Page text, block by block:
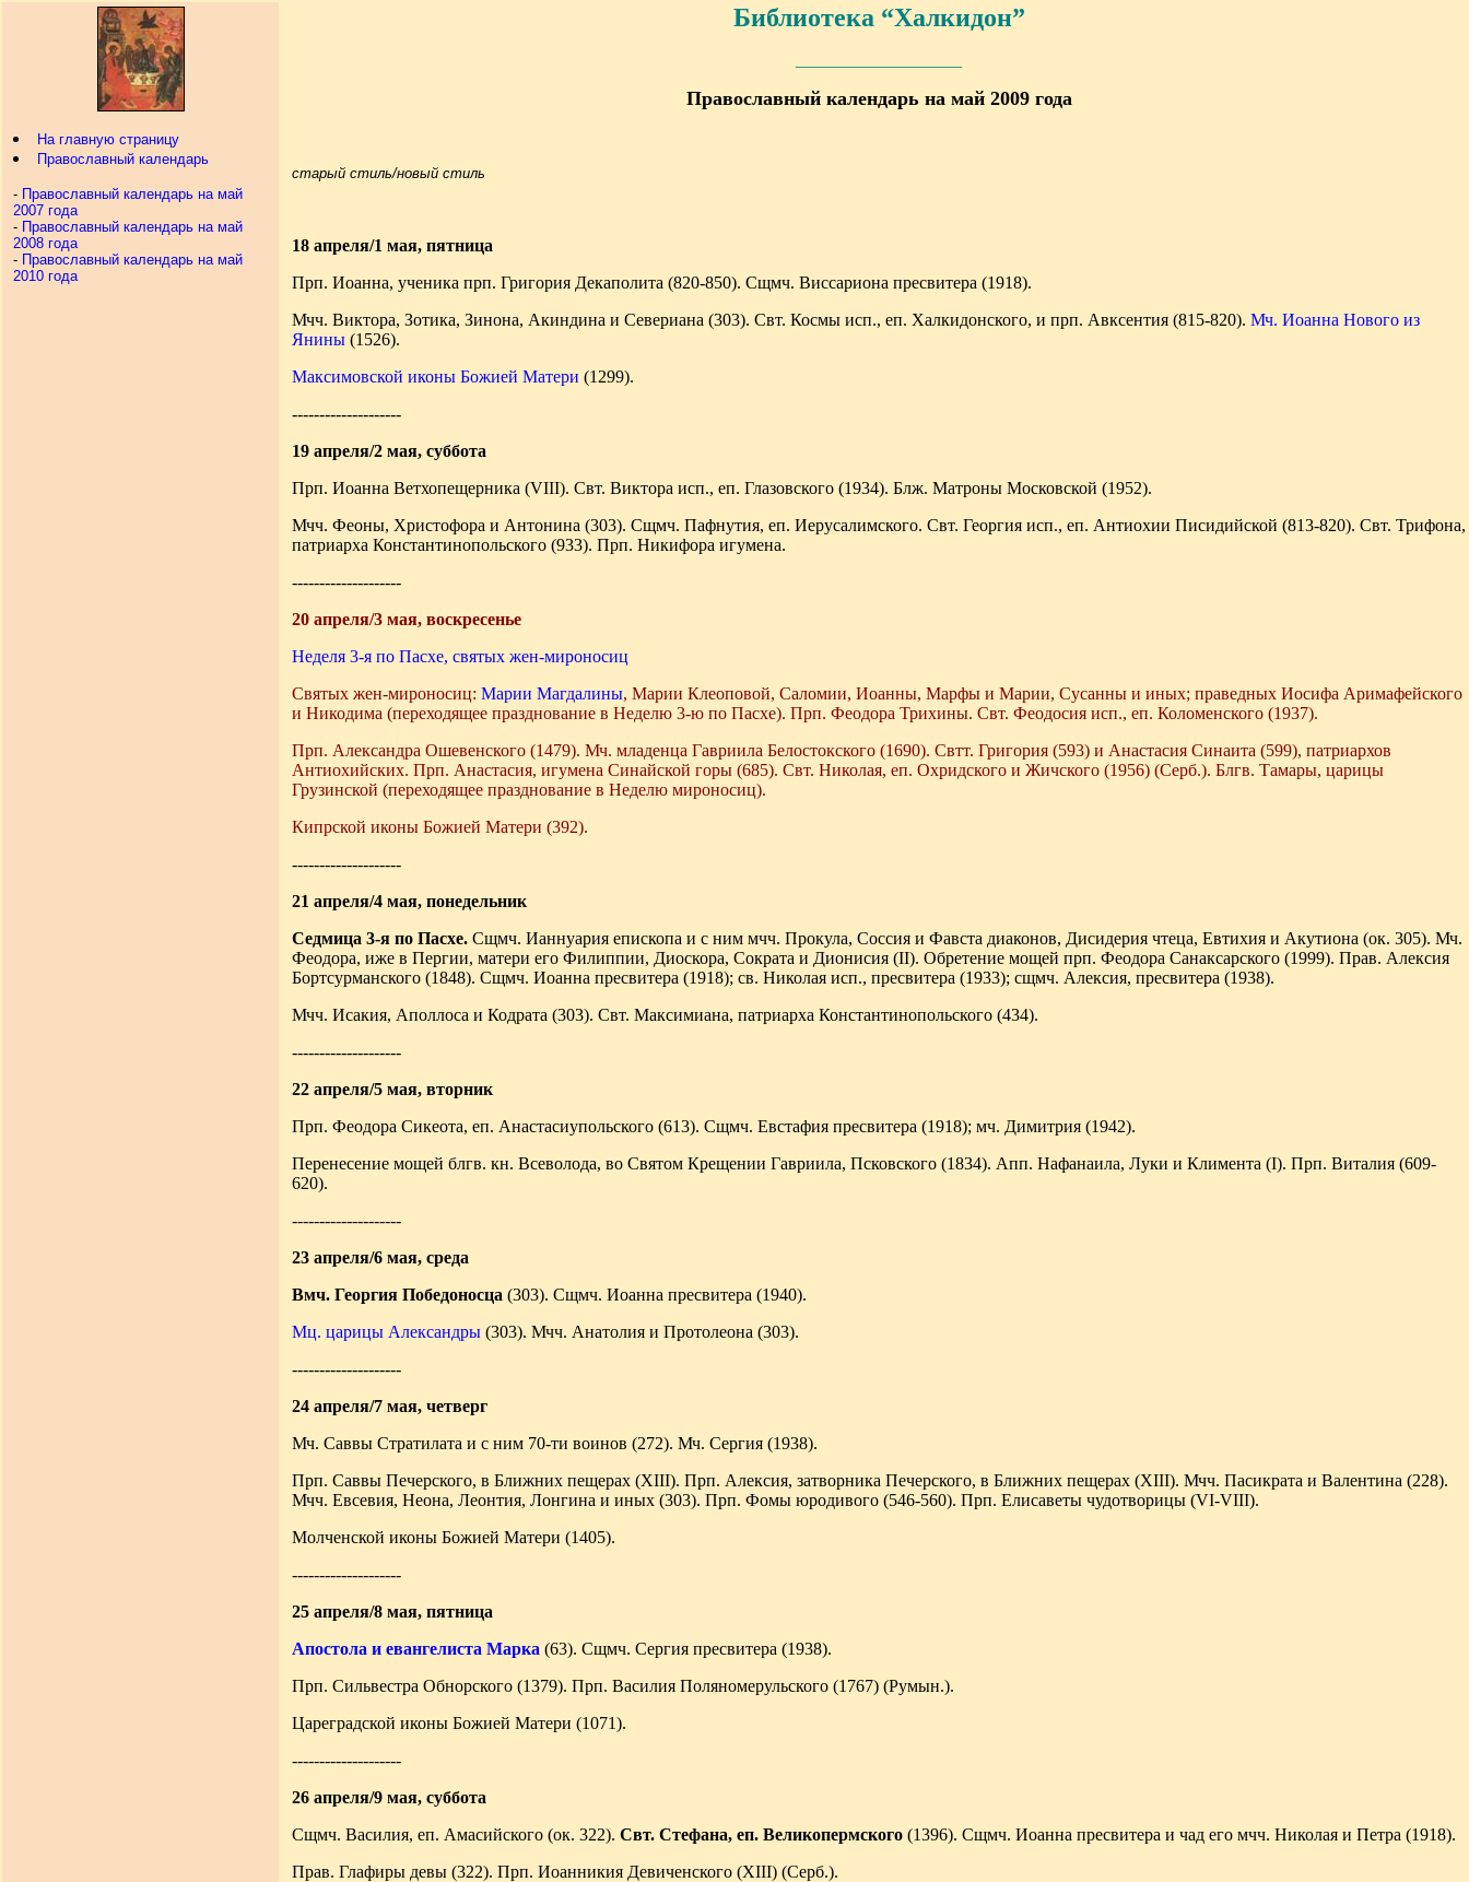
На главную страницу
Православный календарь
- Православный календарь на май
2007 года
- Православный календарь на май
2008 года
- Православный календарь на май
2010 года
Библиотека “Халкидон”
Православный календарь на май 2009 года
старый стиль/новый стиль
18 апреля/1 мая, пятница
Прп. Иоанна, ученика прп. Григория Декаполита (820-850). Сщмч. Виссариона пресвитера (1918).
Мчч. Виктора, Зотика, Зинона, Акиндина и Севериана (303). Свт. Космы исп., еп. Халкидонского, и прп. Авксентия (815-820). Мч. Иоанна Нового из
Янины (1526).
Максимовской иконы Божией Матери (1299).
--------------------
19 апреля/2 мая, суббота
Прп. Иоанна Ветхопещерника (VIII). Свт. Виктора исп., еп. Глазовского (1934). Блж. Матроны Московской (1952).
Мчч. Феоны, Христофора и Антонина (303). Сщмч. Пафнутия, еп. Иерусалимского. Свт. Георгия исп., еп. Антиохии Писидийской (813-820). Свт. Трифона,
патриарха Константинопольского (933). Прп. Никифора игумена.
--------------------
20 апреля/3 мая, воскресенье
Неделя 3-я по Пасхе, святых жен-мироносиц
Святых жен-мироносиц: Марии Магдалины, Марии Клеоповой, Саломии, Иоанны, Марфы и Марии, Сусанны и иных; праведных Иосифа Аримафейского
и Никодима (переходящее празднование в Неделю 3-ю по Пасхе). Прп. Феодора Трихины. Свт. Феодосия исп., еп. Коломенского (1937).
Прп. Александра Ошевенского (1479). Мч. младенца Гавриила Белостокского (1690). Свтт. Григория (593) и Анастасия Синаита (599), патриархов
Антиохийских. Прп. Анастасия, игумена Синайской горы (685). Свт. Николая, еп. Охридского и Жичского (1956) (Серб.). Блгв. Тамары, царицы
Грузинской (переходящее празднование в Неделю мироносиц).
Кипрской иконы Божией Матери (392).
--------------------
21 апреля/4 мая, понедельник
Седмица 3-я по Пасхе. Сщмч. Ианнуария епископа и с ним мчч. Прокула, Соссия и Фавста диаконов, Дисидерия чтеца, Евтихия и Акутиона (ок. 305). Мч.
Феодора, иже в Пергии, матери его Филиппии, Диоскора, Сократа и Дионисия (II). Обретение мощей прп. Феодора Санаксарского (1999). Прав. Алексия
Бортсурманского (1848). Сщмч. Иоанна пресвитера (1918); св. Николая исп., пресвитера (1933); сщмч. Алексия, пресвитера (1938).
Мчч. Исакия, Аполлоса и Кодрата (303). Свт. Максимиана, патриарха Константинопольского (434).
--------------------
22 апреля/5 мая, вторник
Прп. Феодора Сикеота, еп. Анастасиупольского (613). Сщмч. Евстафия пресвитера (1918); мч. Димитрия (1942).
Перенесение мощей блгв. кн. Всеволода, во Святом Крещении Гавриила, Псковского (1834). Апп. Нафанаила, Луки и Климента (I). Прп. Виталия (609-
620).
--------------------
23 апреля/6 мая, среда
Вмч. Георгия Победоносца (303). Сщмч. Иоанна пресвитера (1940).
Мц. царицы Александры (303). Мчч. Анатолия и Протолеона (303).
--------------------
24 апреля/7 мая, четверг
Мч. Саввы Стратилата и с ним 70-ти воинов (272). Мч. Сергия (1938).
Прп. Саввы Печерского, в Ближних пещерах (XIII). Прп. Алексия, затворника Печерского, в Ближних пещерах (XIII). Мчч. Пасикрата и Валентина (228).
Мчч. Евсевия, Неона, Леонтия, Лонгина и иных (303). Прп. Фомы юродивого (546-560). Прп. Елисаветы чудотворицы (VI-VIII).
Молченской иконы Божией Матери (1405).
--------------------
25 апреля/8 мая, пятница
Апостола и евангелиста Марка (63). Сщмч. Сергия пресвитера (1938).
Прп. Сильвестра Обнорского (1379). Прп. Василия Поляномерульского (1767) (Румын.).
Цареградской иконы Божией Матери (1071).
--------------------
26 апреля/9 мая, суббота
Сщмч. Василия, еп. Амасийского (ок. 322). Свт. Стефана, еп. Великопермского (1396). Сщмч. Иоанна пресвитера и чад его мчч. Николая и Петра (1918).
Прав. Глафиры девы (322). Прп. Иоанникия Девиченского (XIII) (Серб.).